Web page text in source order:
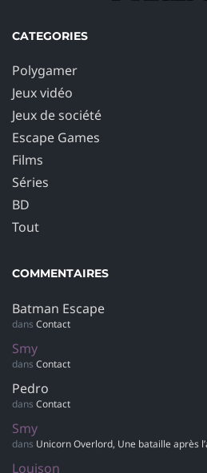
CATEGORIES
Polygamer
Jeux vidéo
Jeux de société
Escape Games
Films
Séries
BD
Tout
COMMENTAIRES
Batman Escape
dans Contact
Smy
dans Contact
Pedro
dans Contact
Smy
dans Unicorn Overlord, Une bataille après
Louison